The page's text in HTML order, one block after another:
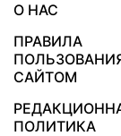
О НАС
ПРАВИЛА
САЙТОМ
ПОЛИТИКА